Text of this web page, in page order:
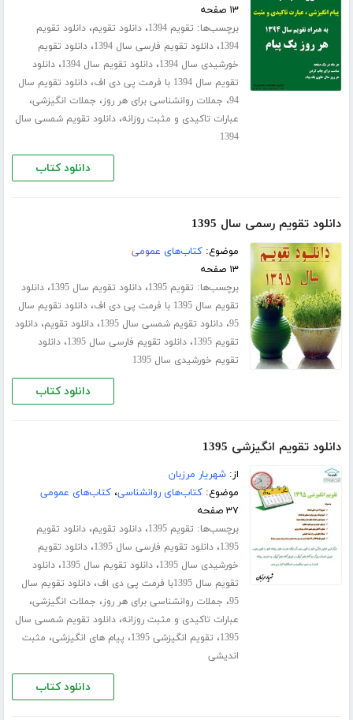
۱۳ صفحه
برچسب‌ها: تقویم 1394 ،دانلود تقویم،دانلود تقویم
1394،دانلود تقویم فارسی سال 1394 ،دانلود تقویم
خورشیدی سال 1394
،دانلود تقویم سال 1394 ،دانلود
تقویم سال 1394 با فرمت پی دی اف
،دانلود تقویم سال
94، جملات روانشناسی برای هر روز، جملات انگیزشی،
عبارات تاکیدی و مثبت روزانه،دانلود تقویم شمسی سال
1394
دانلود کتاب
دانلود تقویم رسمی سال 1395
موضوع:کتاب‌های عمومی
۱۳ صفحه
برچسب‌ها: تقویم 1395 ،دانلود تقویم سال 1395 ،دانلود
تقویم سال 1395 با فرمت پی دی اف
،دانلود تقویم سال
95،دانلود تقویم شمسی سال 1395 ،دانلود تقویم،دانلود
تقویم 1395
،دانلود تقویم فارسی سال 1395 ،دانلود
تقویم خورشیدی سال 1395
دانلود کتاب
دانلود تقویم انگیزشی 1395
از:شهریار مرزبان
موضوع:کتاب‌های روانشناسی،کتاب‌های عمومی
۳۷ صفحه
برچسب‌ها: تقویم 1395 ،دانلود تقویم،دانلود تقویم
1395،دانلود تقویم فارسی سال 1395 ،دانلود تقویم
خورشیدی سال 1395
،دانلود تقویم سال 1395 ،دانلود
تقویم سال 1395با فرمت پی دی اف
،دانلود تقویم سال
95، جملات روانشناسی برای هر روز، جملات انگیزشی،
عبارات تاکیدی و مثبت روزانه،دانلود تقویم شمسی سال
1395، تقویم انگیزشی 1395 ، پیام های انگیزشی، مثبت
اندیشی
دانلود کتاب